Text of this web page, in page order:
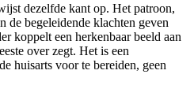
dezelfde kant op. Het patroon,
begeleidende klachten geven
koppelt een herkenbaar beeld aan
over zegt. Het is een
huisarts voor te bereiden, geen